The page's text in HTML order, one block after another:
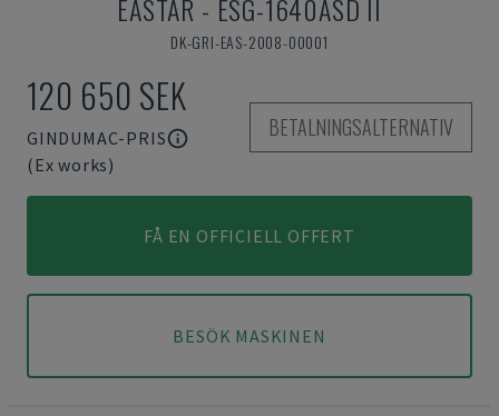
EASTAR - ESG-1640ASD II
DK-GRI-EAS-2008-00001
120 650 SEK
GINDUMAC-PRIS
(Ex works)
BETALNINGSALTERNATIV
FÅ EN OFFICIELL OFFERT
BESÖK MASKINEN